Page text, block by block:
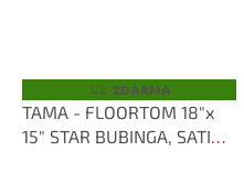
Z
D
A
R
ZDARMA
TAMA - FLOORTOM 18"x
15" STAR BUBINGA, SATIN